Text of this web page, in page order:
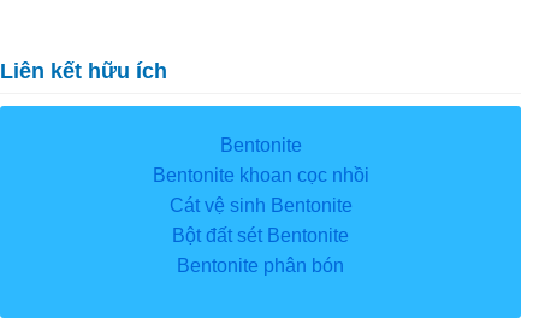
Liên kết hữu ích
Bentonite
Bentonite khoan cọc nhồi
Cát vệ sinh Bentonite
Bột đất sét Bentonite
Bentonite phân bón